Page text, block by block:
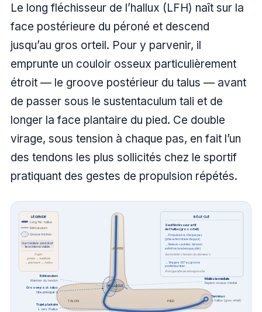
Le long fléchisseur de l’hallux (LFH) naît sur la
face postérieure du péroné et descend
jusqu’au gros orteil. Pour y parvenir, il
emprunte un couloir osseux particulièrement
étroit — le groove postérieur du talus — avant
de passer sous le sustentaculum tali et de
longer la face plantaire du pied. Ce double
virage, sous tension à chaque pas, en fait l’un
des tendons les plus sollicités chez le sportif
pratiquant des gestes de propulsion répétés.
MALLÉOLE
JAMBE
PIED
TALON
Rétinaculum
Maintien du tendon
Groove post. talus
Site principal ①
Trajet plantaire
↳ vers l’hallux
Malléole médiale
Repère osseux médial
Terminus
↳ hallux (gros orteil)
LÉGENDE
Long flé. hallux
Rétinaculum
Groove friction
Vue médiale · pied droit
face interne visible
Trajet :
jambe → malléole
→ plantaire → hallux
RÔLE CLÉ
Seul fléchisseur actif
de l’hallux (gros orteil)
→ Propulsion à chaque pas
(phase terminale d’appui)
→ Relevé + pointes : tension
extrême (arabesque, plié)
Surnommé « tendon du danseur »
→ Virage à 90° au groove
postérieur talar
Principal site de ténosynovite